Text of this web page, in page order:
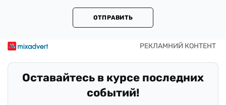
ОТПРАВИТЬ
Оставайтесь в курсе последних
событий!